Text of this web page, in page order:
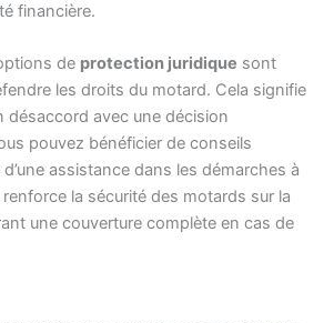
financière.
de protection juridique sont
les droits du motard. Cela signifie
désaccord avec une décision
pouvez bénéficier de conseils
assistance dans les démarches à
la sécurité des motards sur la
une couverture complète en cas de